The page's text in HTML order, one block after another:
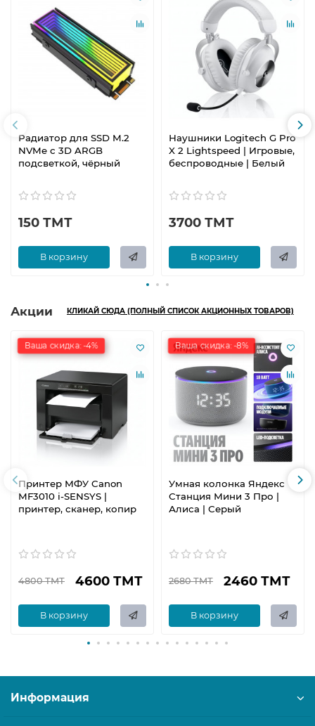
Радиатор для SSD M.2
NVMe с 3D ARGB
подсветкой, чёрный
150 ТМТ
В корзину
Наушники Logitech G Pro
X 2 Lightspeed | Игровые,
беспроводные | Белый
3700 ТМТ
В корзину
Акции КЛИКАЙ СЮДА (ПОЛНЫЙ СПИСОК АКЦИОННЫХ ТОВАРОВ)
Ваша скидка: -4%
Принтер МФУ Canon
MF3010 i-SENSYS |
принтер, сканер, копир
4800 ТМТ 4600 ТМТ
В корзину
Ваша скидка: -8%
Умная колонка Яндекс
Станция Мини 3 Про |
Алиса | Серый
2680 ТМТ 2460 ТМТ
В корзину
Информация